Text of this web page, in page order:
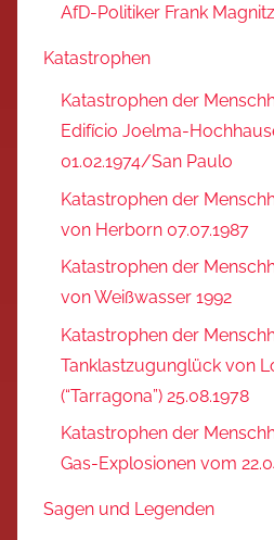
AfD-Politiker Frank Magnitz
Katastrophen
Katastrophen der
Edifício Joelma-
01.02.1974/San Paulo
Katastrophen der
von Herborn 07.07.1987
Katastrophen der
von Weißwasser 1992
Katastrophen der
Tanklastzugunglück von
(“Tarragona”) 25.08.1978
Katastrophen der
Gas-Explosionen vom
Sagen und Legenden